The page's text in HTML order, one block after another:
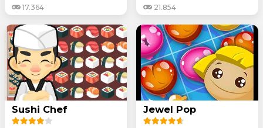
17.364 21.854
Sushi Chef Jewel Pop